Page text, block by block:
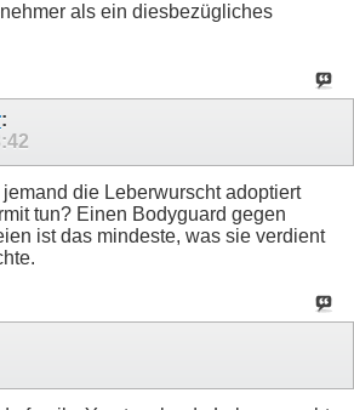
als ein diesbezügliches
:
die Leberwurscht adoptiert
tun? Einen Bodyguard gegen
ist das mindeste, was sie verdient